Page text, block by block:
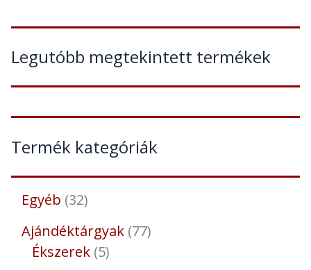
Legutóbb megtekintett termékek
Termék kategóriák
Egyéb 32
Ajándéktárgyak 77
Ékszerek 5